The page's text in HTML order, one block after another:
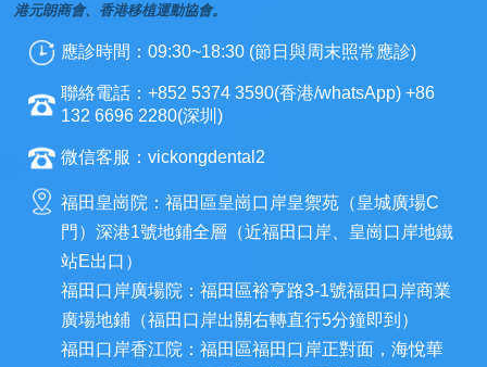
港元朗商會、香港移植運動協會。
應診時間：09:30~18:30 (節日與周末照常應診)
聯絡電話：+852 5374 3590(香港/whatsApp) +86
132 6696 2280(深圳)
微信客服：vickongdental2
福田皇崗院：福田區皇崗口岸皇禦苑（皇城廣場C
門）深港1號地鋪全層（近福田口岸、皇崗口岸地鐵
站E出口）
福田口岸廣場院：福田區裕亨路3-1號福田口岸商業
廣場地鋪（福田口岸出關右轉直行5分鐘即到）
福田口岸香江院：福田區福田口岸正對面，海悅華